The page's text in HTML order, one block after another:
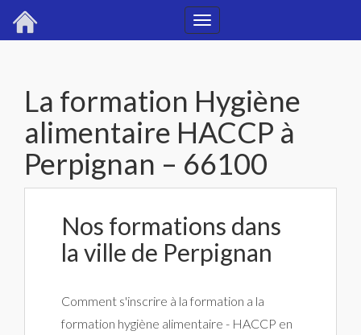
Toggle
La formation Hygiène
alimentaire HACCP à
Perpignan – 66100
Nos formations dans
la ville de Perpignan
Comment s'inscrire à la formation a la
formation hygiène alimentaire - HACCP en